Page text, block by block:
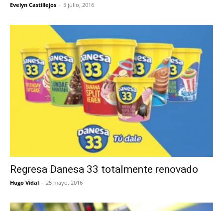
Evelyn Castillejos - 5 julio, 2016
Regresa Danesa 33 totalmente renovado
Hugo Vidal - 25 mayo, 2016